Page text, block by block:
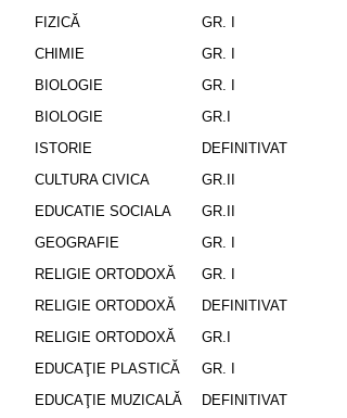
FIZICĂ GR. I
CHIMIE GR. I
BIOLOGIE GR. I
BIOLOGIE GR.I
ISTORIE DEFINITIVAT
CULTURA CIVICA GR.II
EDUCATIE SOCIALA GR.II
GEOGRAFIE GR. I
RELIGIE ORTODOXĂ GR. I
RELIGIE ORTODOXĂ DEFINITIVAT
RELIGIE ORTODOXĂ GR.I
EDUCAŢIE PLASTICĂ GR. I
EDUCAŢIE MUZICALĂ DEFINITIVAT